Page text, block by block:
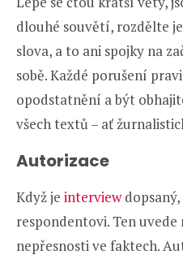
dlouhé souvětí, rozdělte
slova, a to ani spojky na
sobě. Každé porušení
opodstatnění a být
všech textů – ať
Autorizace
Když je interview
respondentovi. Ten
nepřesnosti ve faktech.